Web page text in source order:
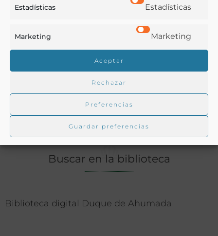
Estadísticas Estadísticas
Marketing Marketing
Aceptar
Rechazar
Preferencias
Guardar preferencias
Bebidas,Medicina
Ver más libros con las palabras clave:
Agua
Hidroterapia
Buscar en la biblioteca
Biblioteca digital Duque de Ahumada